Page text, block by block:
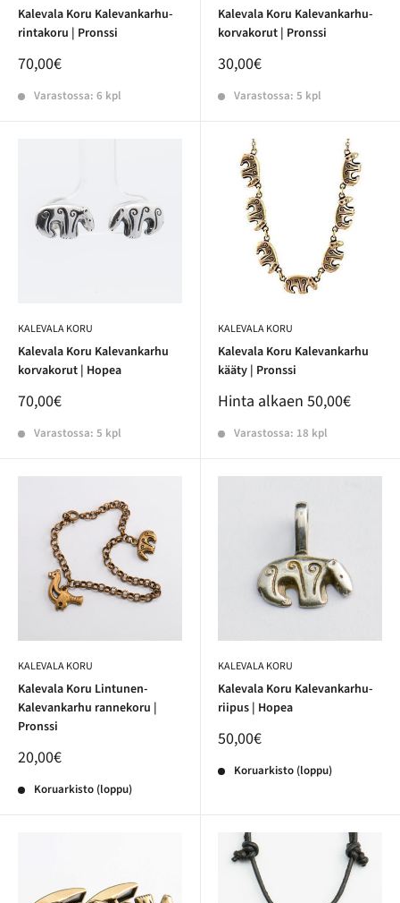
Kalevala Koru Kalevankarhu-
rintakoru | Pronssi
70,00€
Varastossa: 6 kpl
Kalevala Koru Kalevankarhu-
korvakorut | Pronssi
30,00€
Varastossa: 5 kpl
KALEVALA KORU
Kalevala Koru Kalevankarhu
korvakorut | Hopea
70,00€
Varastossa: 5 kpl
KALEVALA KORU
Kalevala Koru Kalevankarhu
kääty | Pronssi
Hinta alkaen 50,00€
Varastossa: 18 kpl
KALEVALA KORU
Kalevala Koru Lintunen-
Kalevankarhu rannekoru |
Pronssi
20,00€
Koruarkisto (loppu)
KALEVALA KORU
Kalevala Koru Kalevankarhu-
riipus | Hopea
50,00€
Koruarkisto (loppu)